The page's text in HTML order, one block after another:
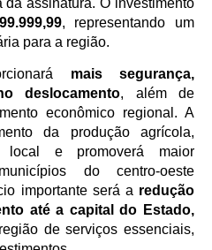
, representando um
para a região.
mais segurança,
deslocamento, além de
econômico regional. A
da produção agrícola,
local e promoverá maior
do centro-oeste
importante será a redução
até a capital do Estado,
de serviços essenciais,